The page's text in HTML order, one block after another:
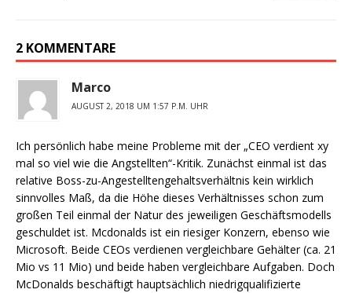
2 KOMMENTARE
Marco
AUGUST 2, 2018 UM 1:57 P.M. UHR
Ich persönlich habe meine Probleme mit der „CEO verdient xy
mal so viel wie die Angstellten“-Kritik. Zunächst einmal ist das
relative Boss-zu-Angestelltengehaltsverhältnis kein wirklich
sinnvolles Maß, da die Höhe dieses Verhältnisses schon zum
großen Teil einmal der Natur des jeweiligen Geschäftsmodells
geschuldet ist. Mcdonalds ist ein riesiger Konzern, ebenso wie
Microsoft. Beide CEOs verdienen vergleichbare Gehälter (ca. 21
Mio vs 11 Mio) und beide haben vergleichbare Aufgaben. Doch
McDonalds beschäftigt hauptsächlich niedrigqualifizierte